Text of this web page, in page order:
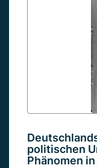
politischen
Phänomen